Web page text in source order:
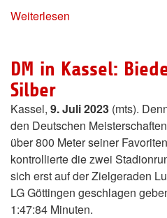
Weiterlesen
DM in Kassel:
Silber
Kassel, 9. Juli 2023 (mts).
den Deutschen
über 800 Meter seiner
kontrollierte die zwei
sich erst auf der Zielgeraden
LG Göttingen geschlagen
1:47:84 Minuten.